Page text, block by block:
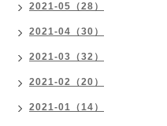
2021-05（28）
2021-04（30）
2021-03（32）
2021-02（20）
2021-01（14）